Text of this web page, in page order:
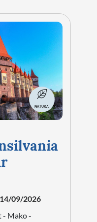
NATURA
14/09/2026
- Mako -